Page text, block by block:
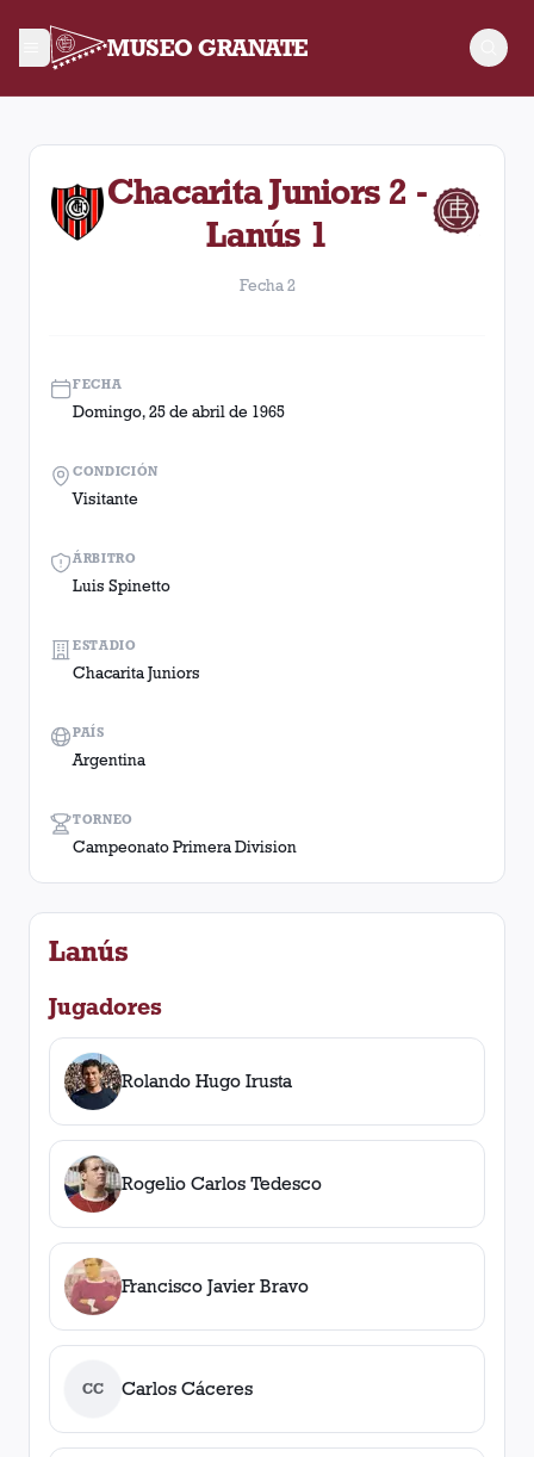
MUSEO GRANATE
Fecha 2. Partido entre Lanús y Chacarita Juniors
Chacarita Juniors 2 -
Lanús 1
Fecha 2
FECHA
Domingo, 25 de abril de 1965
ÁRBITRO
Luis Spinetto
TORNEO
Campeonato Primera Division
CONDICIÓN
Visitante
ESTADIO
Chacarita Juniors
PAÍS
Argentina
Lanús
Jugadores
Rolando Hugo Irusta
Rogelio Carlos Tedesco
Francisco Javier Bravo
CC Carlos Cáceres